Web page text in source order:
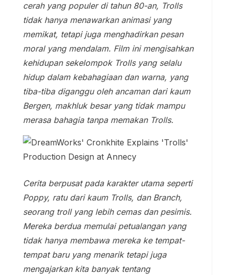
cerah yang populer di tahun 80-an, Trolls
tidak hanya menawarkan animasi yang
memikat, tetapi juga menghadirkan pesan
moral yang mendalam. Film ini mengisahkan
kehidupan sekelompok Trolls yang selalu
hidup dalam kebahagiaan dan warna, yang
tiba-tiba diganggu oleh ancaman dari kaum
Bergen, makhluk besar yang tidak mampu
merasa bahagia tanpa memakan Trolls.
Cerita berpusat pada karakter utama seperti
Poppy, ratu dari kaum Trolls, dan Branch,
seorang troll yang lebih cemas dan pesimis.
Mereka berdua memulai petualangan yang
tidak hanya membawa mereka ke tempat-
tempat baru yang menarik tetapi juga
mengajarkan kita banyak tentang